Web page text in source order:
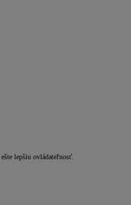
lepšiu ovládateľnosť.